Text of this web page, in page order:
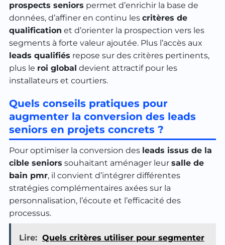
prospects seniors permet d’enrichir la base de
données, d’affiner en continu les critères de
qualification et d’orienter la prospection vers les
segments à forte valeur ajoutée. Plus l’accès aux
leads qualifiés repose sur des critères pertinents,
plus le roi global devient attractif pour les
installateurs et courtiers.
Quels conseils pratiques pour
augmenter la conversion des leads
seniors en projets concrets ?
Pour optimiser la conversion des leads issus de la
cible seniors souhaitant aménager leur salle de
bain pmr, il convient d’intégrer différentes
stratégies complémentaires axées sur la
personnalisation, l’écoute et l’efficacité des
processus.
Lire: Quels critères utiliser pour segmenter